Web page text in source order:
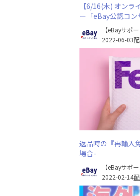
【6/16(木) オンラ
ー「eBay公認コ
のお知らせ【eBayサポ
2022-06-03
返品時の『再輸入
場合-
【eBayサポ
2022-02-14